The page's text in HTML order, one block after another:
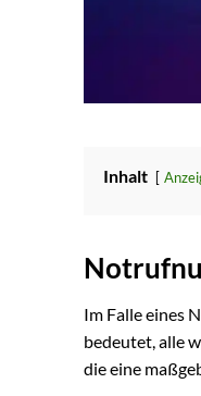
Inhalt
Im Falle eines
bedeutet, alle
die eine